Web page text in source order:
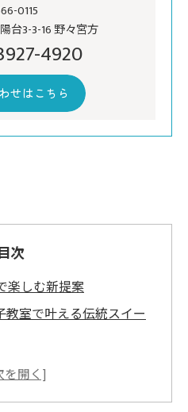
0115
台3-3-16 野々宮方
4920
せはこちら
次
楽しむ新提案
教室で叶える伝統スイー
スイーツオンラインの魅